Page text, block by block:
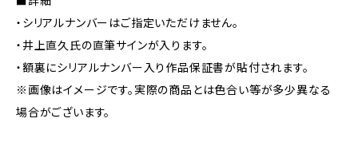
・シリアルナンバーはご指定いただけません。
・井上直久氏の直筆サインが入ります。
・額裏にシリアルナンバー入り作品保証書が貼付されます。
※画像はイメージです。実際の商品とは色合い等が多少異なる
場合がございます。